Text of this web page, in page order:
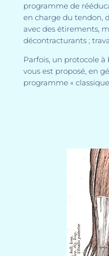
programme de
en charge du tendon,
avec des étirements,
décontracturants ;
Parfois, un protocole à
vous est proposé, en
programme «